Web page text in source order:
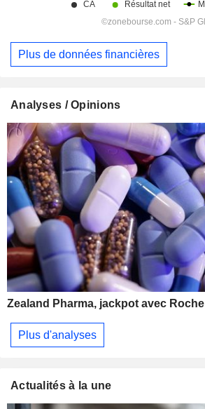
Plus de données financières
Analyses / Opinions
Zealand Pharma, jackpot avec Roche
Plus d'analyses
Actualités à la une